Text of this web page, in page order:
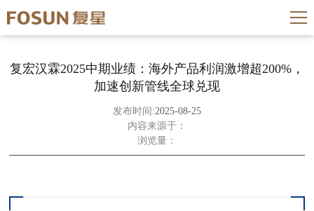
复宏汉霖2025中期业绩：海外产品利润激增超200%，
加速创新管线全球兑现
发布时间:2025-08-25
内容来源于：
浏览量：